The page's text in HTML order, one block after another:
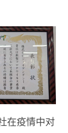
在疫情中对